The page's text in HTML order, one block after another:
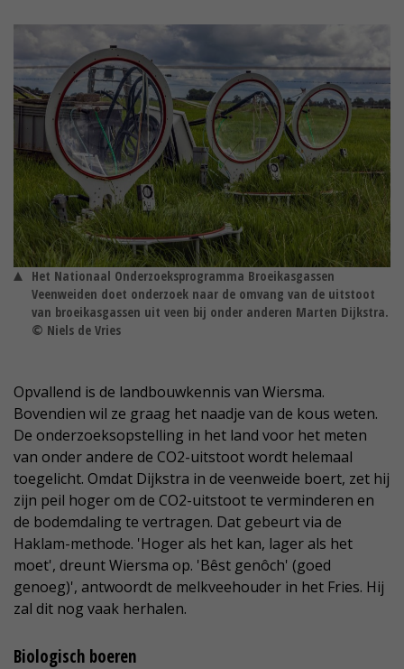
Het Nationaal Onderzoeksprogramma Broeikasgassen
Veenweiden doet onderzoek naar de omvang van de uitstoot
van broeikasgassen uit veen bij onder anderen Marten Dijkstra.
© Niels de Vries
Opvallend is de landbouwkennis van Wiersma.
Bovendien wil ze graag het naadje van de kous weten.
De onderzoeksopstelling in het land voor het meten
van onder andere de CO2-uitstoot wordt helemaal
toegelicht. Omdat Dijkstra in de veenweide boert, zet hij
zijn peil hoger om de CO2-uitstoot te verminderen en
de bodemdaling te vertragen. Dat gebeurt via de
Haklam-methode. 'Hoger als het kan, lager als het
moet', dreunt Wiersma op. 'Bêst genôch' (goed
genoeg)', antwoordt de melkveehouder in het Fries. Hij
zal dit nog vaak herhalen.
Biologisch boeren